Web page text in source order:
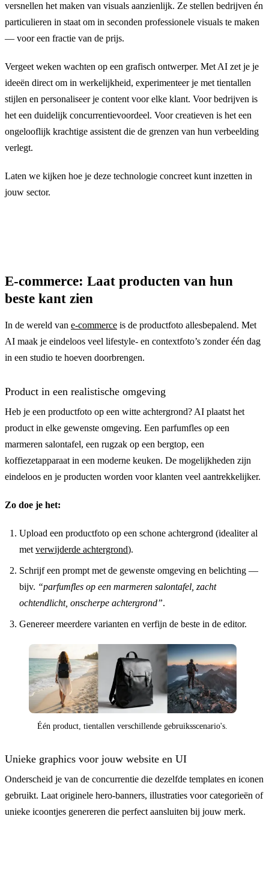
versnellen het maken van visuals aanzienlijk. Ze stellen bedrijven én
particulieren in staat om in seconden professionele visuals te maken
— voor een fractie van de prijs.
Vergeet weken wachten op een grafisch ontwerper. Met AI zet je je
ideeën direct om in werkelijkheid, experimenteer je met tientallen
stijlen en personaliseer je content voor elke klant. Voor bedrijven is
het een duidelijk concurrentievoordeel. Voor creatieven is het een
ongelooflijk krachtige assistent die de grenzen van hun verbeelding
verlegt.
Laten we kijken hoe je deze technologie concreet kunt inzetten in
jouw sector.
E-commerce: Laat producten van hun
beste kant zien
In de wereld van e-commerce is de productfoto allesbepalend. Met
AI maak je eindeloos veel lifestyle- en contextfoto’s zonder één dag
in een studio te hoeven doorbrengen.
Product in een realistische omgeving
Heb je een productfoto op een witte achtergrond? AI plaatst het
product in elke gewenste omgeving. Een parfumfles op een
marmeren salontafel, een rugzak op een bergtop, een
koffiezetapparaat in een moderne keuken. De mogelijkheden zijn
eindeloos en je producten worden voor klanten veel aantrekkelijker.
Zo doe je het:
Upload een productfoto op een schone achtergrond (idealiter al
met verwijderde achtergrond).
Schrijf een prompt met de gewenste omgeving en belichting —
bijv. “parfumfles op een marmeren salontafel, zacht
ochtendlicht, onscherpe achtergrond”.
Genereer meerdere varianten en verfijn de beste in de editor.
Één product, tientallen verschillende gebruiksscenario's.
Unieke graphics voor jouw website en UI
Onderscheid je van de concurrentie die dezelfde templates en iconen
gebruikt. Laat originele hero-banners, illustraties voor categorieën of
unieke icoontjes genereren die perfect aansluiten bij jouw merk.